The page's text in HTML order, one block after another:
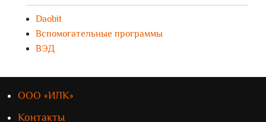
Daobit
Вспомогательные программы
ВЭД
ООО «ИЛК»
Контакты